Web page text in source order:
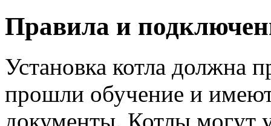
Правила и
Установка котла должна
прошли обучение и